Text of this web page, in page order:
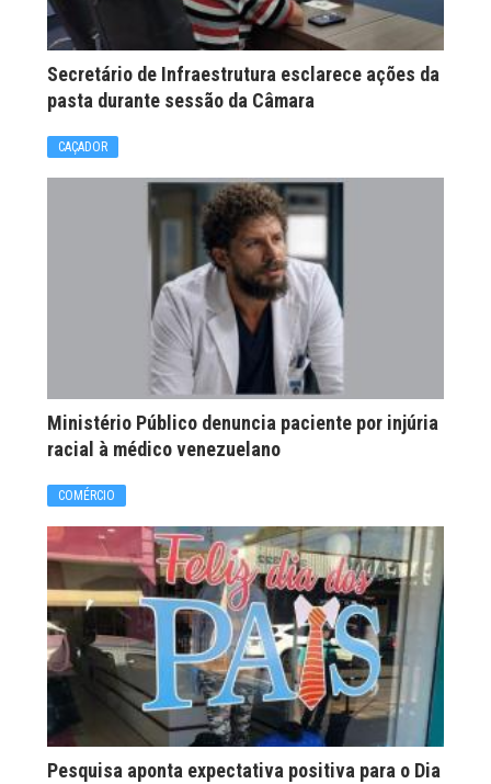
Secretário de Infraestrutura esclarece ações da
pasta durante sessão da Câmara
CAÇADOR
Ministério Público denuncia paciente por injúria
racial à médico venezuelano
COMÉRCIO
Pesquisa aponta expectativa positiva para o Dia